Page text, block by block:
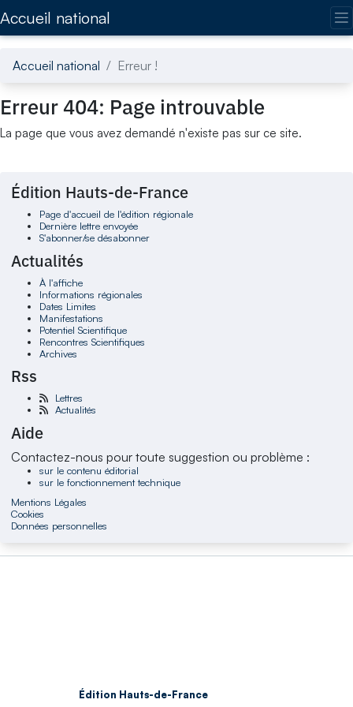
Accueil national
Accueil national Erreur !
Erreur 404: Page introuvable
La page que vous avez demandé n'existe pas sur ce site.
Édition Hauts-de-France
Page d'accueil de l'édition régionale
Dernière lettre envoyée
S'abonner/se désabonner
Actualités
À l'affiche
Informations régionales
Dates Limites
Manifestations
Potentiel Scientifique
Rencontres Scientifiques
Archives
Rss
Lettres
Actualités
Aide
Contactez-nous pour toute suggestion ou problème :
sur le contenu éditorial
sur le fonctionnement technique
Mentions Légales
Cookies
Données personnelles
Édition Hauts-de-France